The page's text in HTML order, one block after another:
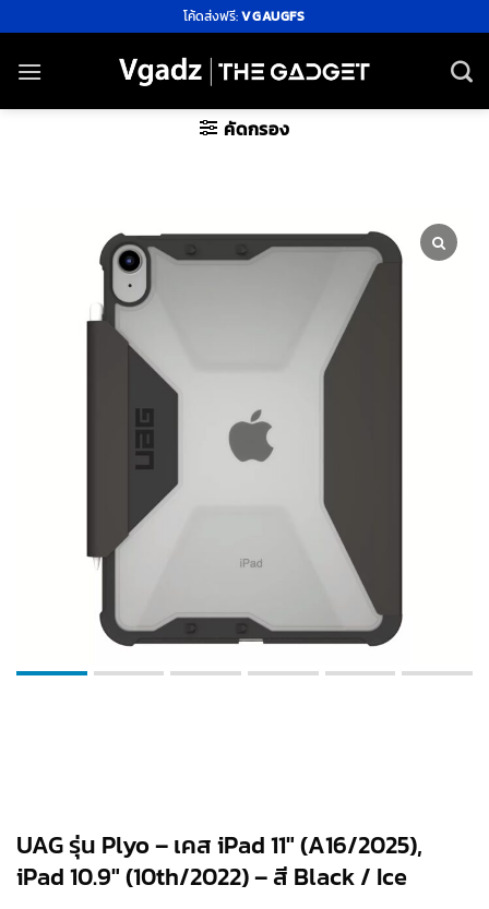
ไป
ยัง
โค้ดส่งฟรี:VGAUGFS
คัดกรอง
UAG รุ่น Plyo – เคส iPad 11″ (A16/2025),
iPad 10.9″ (10th/2022) – สี Black / Ice